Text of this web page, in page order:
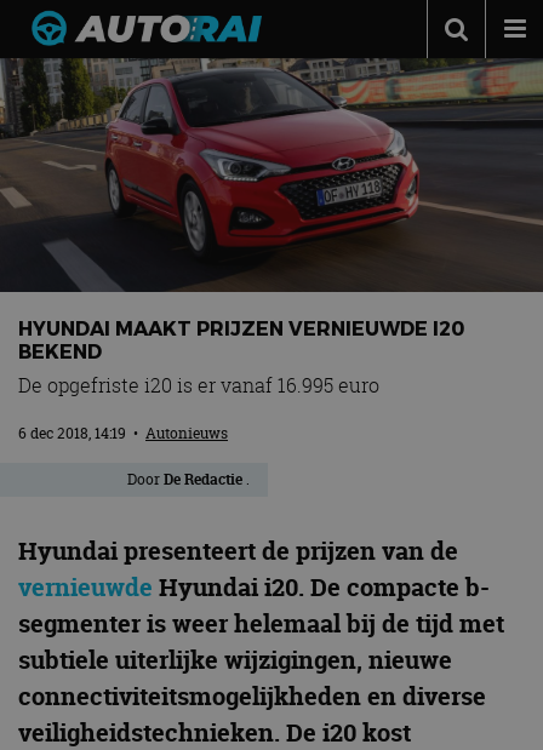
Autonieuws
Podcast
Autotests
Automerken
Adverteren
MotorRAI.nl
HYUNDAI MAAKT PRIJZEN VERNIEUWDE I20
BEKEND
De opgefriste i20 is er vanaf 16.995 euro
6 dec 2018, 14:19 • Autonieuws
DoorDe Redactie .
Hyundai presenteert de prijzen van de
vernieuwde Hyundai i20. De compacte b-
segmenter is weer helemaal bij de tijd met
subtiele uiterlijke wijzigingen, nieuwe
connectiviteitsmogelijkheden en diverse
veiligheidstechnieken. De i20 kost